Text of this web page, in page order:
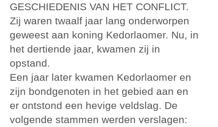
GESCHIEDENIS VAN HET CONFLICT.
Zij waren twaalf jaar lang onderworpen
geweest aan koning Kedorlaomer. Nu, in
het dertiende jaar, kwamen zij in
opstand.
Een jaar later kwamen Kedorlaomer en
zijn bondgenoten in het gebied aan en
er ontstond een hevige veldslag. De
volgende stammen werden verslagen: